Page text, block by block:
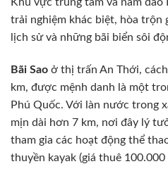
trải nghiệm khác biệt, hòa trộn
lịch sử và những bãi biển sôi
Bãi Sao ở thị trấn An Thới,
km, được mệnh danh là một
Phú Quốc. Với làn nước trong
mịn dài hơn 7 km, nơi đây lý
tham gia các hoạt động thể
thuyền kayak (giá thuê 100.000